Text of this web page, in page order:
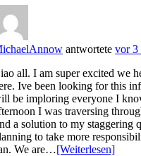
antwortete vor 3
all. I am super excited we
Ive been looking for this
be imploring everyone I
I was traversing
a solution to my staggering
to take more
We are…[Weiterlesen]